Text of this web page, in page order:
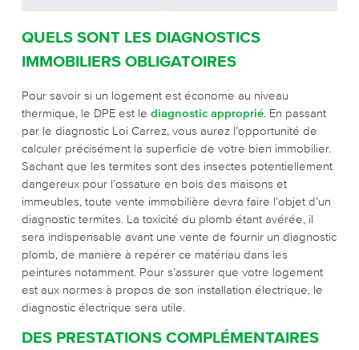
QUELS SONT LES DIAGNOSTICS
IMMOBILIERS OBLIGATOIRES
Pour savoir si un logement est économe au niveau
thermique, le DPE est le diagnostic approprié. En passant
par le diagnostic Loi Carrez, vous aurez l’opportunité de
calculer précisément la superficie de votre bien immobilier.
Sachant que les termites sont des insectes potentiellement
dangereux pour l’ossature en bois des maisons et
immeubles, toute vente immobilière devra faire l’objet d’un
diagnostic termites. La toxicité du plomb étant avérée, il
sera indispensable avant une vente de fournir un diagnostic
plomb, de manière à repérer ce matériau dans les
peintures notamment. Pour s’assurer que votre logement
est aux normes à propos de son installation électrique, le
diagnostic électrique sera utile.
DES PRESTATIONS COMPLÉMENTAIRES